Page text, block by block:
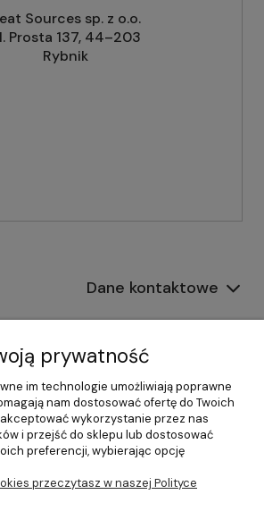
Sources sp. z o.o.
Prosta 137, 44–203
Rybnik
Dane kontaktowe
Informacje
Płatności i dostawa
Pomoc
Moje konto
prywatność
im technologie umożliwiają poprawne
nam dostosować ofertę do Twoich
wykorzystanie przez nas
i przejść do sklepu lub dostosować
preferencji, wybierając opcję
przeczytasz w naszej Polityce